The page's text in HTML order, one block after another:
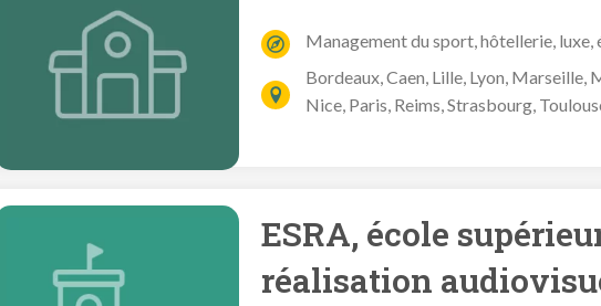
Management du sport, hôtellerie, luxe,
Bordeaux, Caen, Lille, Lyon, Marseille,
Nice, Paris, Reims, Strasbourg,
ESRA, école
réalisation